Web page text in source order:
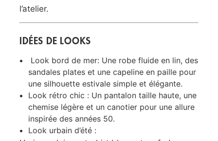
l’atelier.
IDÉES DE LOOKS
Look bord de mer: Une robe fluide en lin, des
sandales plates et une capeline en paille pour
une silhouette estivale simple et élégante.
Look rétro chic : Un pantalon taille haute, une
chemise légère et un canotier pour une allure
inspirée des années 50.
Look urbain d’été :